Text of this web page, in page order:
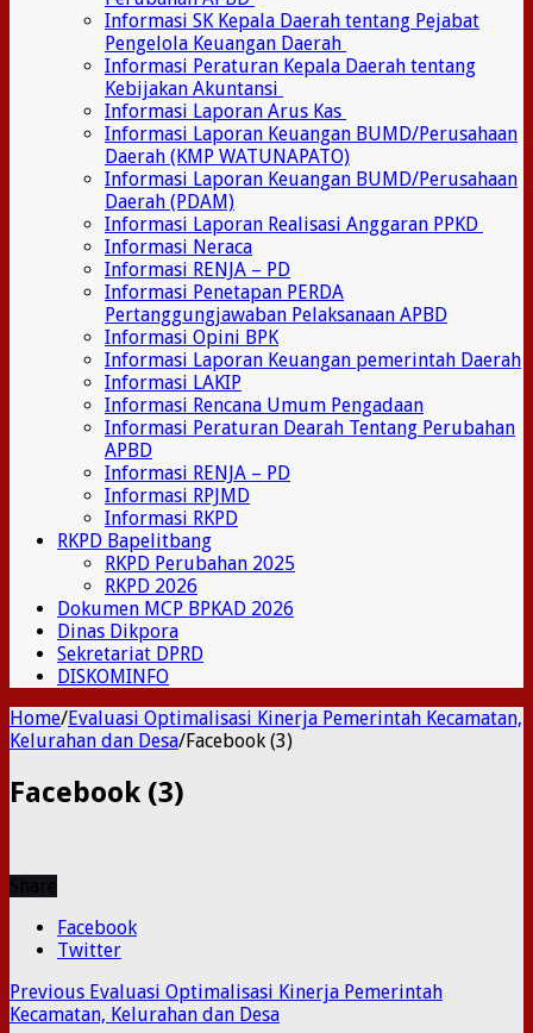
Informasi SK Kepala Daerah tentang Pejabat
Pengelola Keuangan Daerah
Informasi Peraturan Kepala Daerah tentang
Kebijakan Akuntansi
Informasi Laporan Arus Kas
Informasi Laporan Keuangan BUMD/Perusahaan
Daerah (KMP WATUNAPATO)
Informasi Laporan Keuangan BUMD/Perusahaan
Daerah (PDAM)
Informasi Laporan Realisasi Anggaran PPKD
Informasi Neraca
Informasi RENJA – PD
Informasi Penetapan PERDA
Pertanggungjawaban Pelaksanaan APBD
Informasi Opini BPK
Informasi Laporan Keuangan pemerintah Daerah
Informasi LAKIP
Informasi Rencana Umum Pengadaan
Informasi Peraturan Dearah Tentang Perubahan
APBD
Informasi RENJA – PD
Informasi RPJMD
Informasi RKPD
RKPD Bapelitbang
RKPD Perubahan 2025
RKPD 2026
Dokumen MCP BPKAD 2026
Dinas Dikpora
Sekretariat DPRD
DISKOMINFO
Home/Evaluasi Optimalisasi Kinerja Pemerintah Kecamatan,
Kelurahan dan Desa/Facebook (3)
Facebook (3)
Facebook
Twitter
Previous Evaluasi Optimalisasi Kinerja Pemerintah
Kecamatan, Kelurahan dan Desa